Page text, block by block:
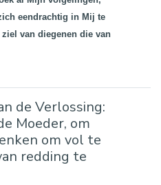
eendrachtig in Mij te
van diegenen die van
de Verlossing:
Moeder, om
om vol te
redding te